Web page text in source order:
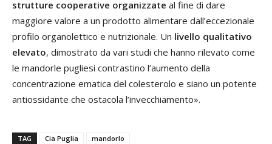
strutture cooperative organizzate al fine di dare
maggiore valore a un prodotto alimentare dall’eccezionale
profilo organolettico e nutrizionale. Un livello qualitativo
elevato, dimostrato da vari studi che hanno rilevato come
le mandorle pugliesi contrastino l’aumento della
concentrazione ematica del colesterolo e siano un potente
antiossidante che ostacola l’invecchiamento».
TAG Cia Puglia mandorlo